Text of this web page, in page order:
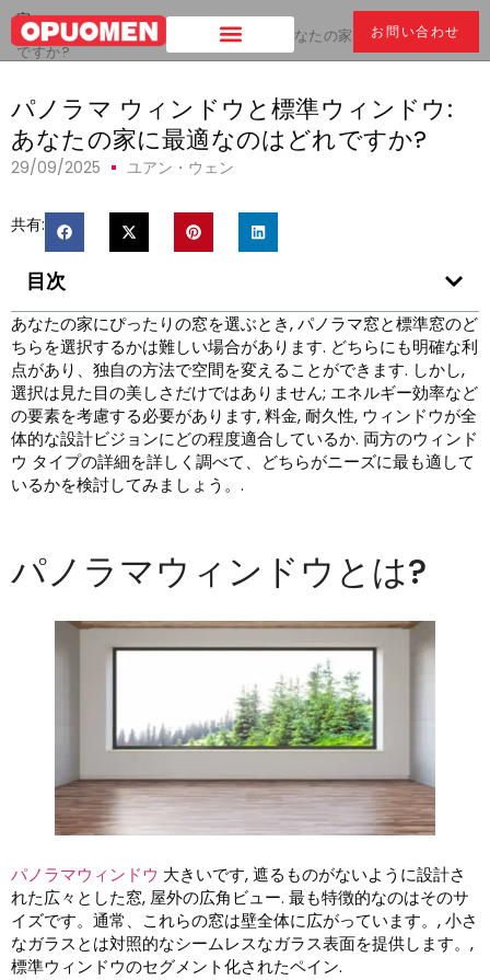
お問い合わせ
家 >
パノラマ ウィンドウと標準ウィンドウ: あなたの家に最適なのはどれ
ですか?
パノラマ ウィンドウと標準ウィンドウ:
あなたの家に最適なのはどれですか?
29/09/2025 ユアン・ウェン
共有:
目次
あなたの家にぴったりの窓を選ぶとき, パノラマ窓と標準窓のど
ちらを選択するかは難しい場合があります. どちらにも明確な利
点があり、独自の方法で空間を変えることができます. しかし,
選択は見た目の美しさだけではありません; エネルギー効率など
の要素を考慮する必要があります, 料金, 耐久性, ウィンドウが全
体的な設計ビジョンにどの程度適合しているか. 両方のウィンド
ウ タイプの詳細を詳しく調べて、どちらがニーズに最も適して
いるかを検討してみましょう。.
パノラマウィンドウとは?
パノラマウィンドウ 大きいです, 遮るものがないように設計さ
れた広々とした窓, 屋外の広角ビュー. 最も特徴的なのはそのサ
イズです。通常、これらの窓は壁全体に広がっています。, 小さ
なガラスとは対照的なシームレスなガラス表面を提供します。,
標準ウィンドウのセグメント化されたペイン.